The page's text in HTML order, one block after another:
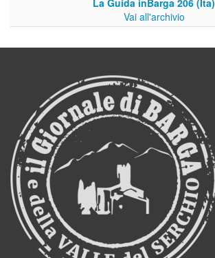
La Guida inBarga 206 (Ita)
Vai all'archivio